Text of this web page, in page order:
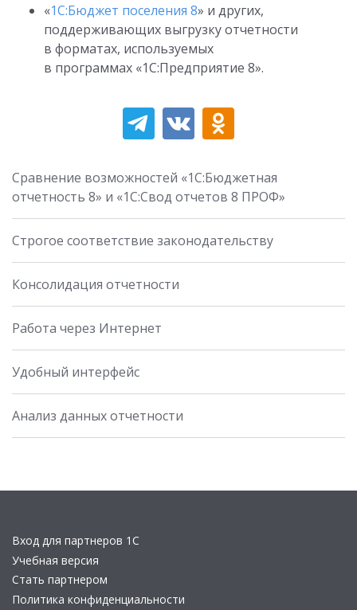
«1С:Бюджет поселения 8» и других,
поддерживающих выгрузку отчетности
в форматах, используемых
в программах «1С:Предприятие 8».
Сравнение возможностей «1С:Бюджетная
отчетность 8» и «1С:Свод отчетов 8 ПРОФ»
Строгое соответствие законодательству
Консолидация отчетности
Работа через Интернет
Удобный интерфейс
Анализ данных отчетности
Вход для партнеров 1С
Учебная версия
Стать партнером
Политика конфиденциальности